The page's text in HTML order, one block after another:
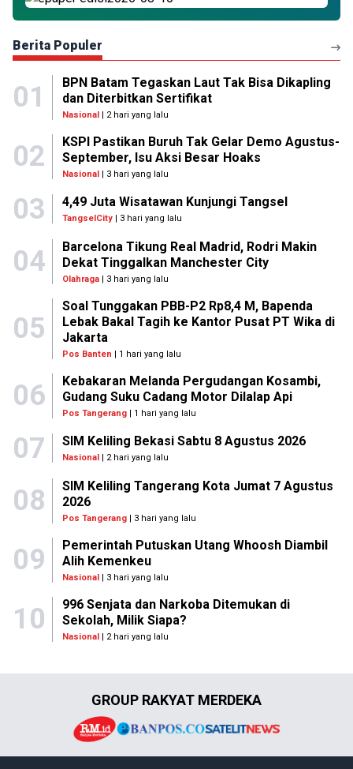
Berita Populer
01
BPN Batam Tegaskan Laut Tak Bisa Dikapling
dan Diterbitkan Sertifikat
Nasional| 2 hari yang lalu
02
KSPI Pastikan Buruh Tak Gelar Demo Agustus-
September, Isu Aksi Besar Hoaks
Nasional| 3 hari yang lalu
03 4,49 Juta Wisatawan Kunjungi Tangsel
TangselCity | 3 hari yang lalu
04
Barcelona Tikung Real Madrid, Rodri Makin
Dekat Tinggalkan Manchester City
Olahraga| 3 hari yang lalu
05
Soal Tunggakan PBB-P2 Rp8,4 M, Bapenda
Lebak Bakal Tagih ke Kantor Pusat PT Wika di
Jakarta
Pos Banten | 1 hari yang lalu
06
Kebakaran Melanda Pergudangan Kosambi,
Gudang Suku Cadang Motor Dilalap Api
Pos Tangerang| 1 hari yang lalu
07 SIM Keliling Bekasi Sabtu 8 Agustus 2026
Nasional | 2 hari yang lalu
08
SIM Keliling Tangerang Kota Jumat 7 Agustus
2026
Pos Tangerang| 3 hari yang lalu
09
Pemerintah Putuskan Utang Whoosh Diambil
Alih Kemenkeu
Nasional| 3 hari yang lalu
10
996 Senjata dan Narkoba Ditemukan di
Sekolah, Milik Siapa?
Nasional| 2 hari yang lalu
GROUP RAKYAT MERDEKA